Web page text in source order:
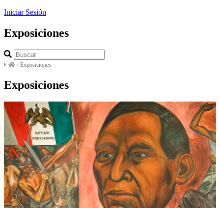
Iniciar Sesión
Exposiciones
/ Exposiciones
Exposiciones